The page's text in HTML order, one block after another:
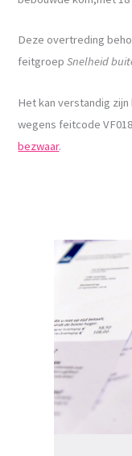
Deze overtreding
feitgroepSnelheid
Het kan verstandig
wegens feitcode
bezwaar.